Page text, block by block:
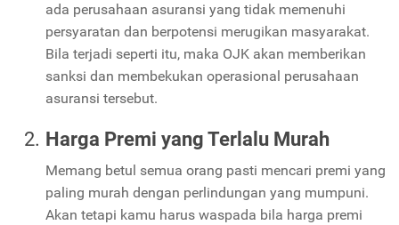
ada perusahaan asuransi yang tidak memenuhi
persyaratan dan berpotensi merugikan masyarakat.
Bila terjadi seperti itu, maka OJK akan memberikan
sanksi dan membekukan operasional perusahaan
asuransi tersebut.
Harga Premi yang Terlalu Murah
Memang betul semua orang pasti mencari premi yang
paling murah dengan perlindungan yang mumpuni.
Akan tetapi kamu harus waspada bila harga premi